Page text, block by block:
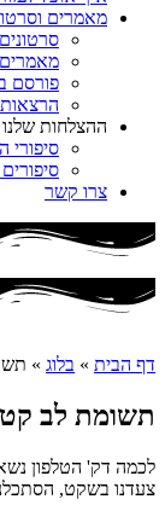
מאמרים
מאמרים
פורסם
ההצלחות שלנו
סיפורי
צרו קשר
דף הבית » בלוג »
תשומת לב
לכמה דק' הטלפון
צעדנו בשקט,